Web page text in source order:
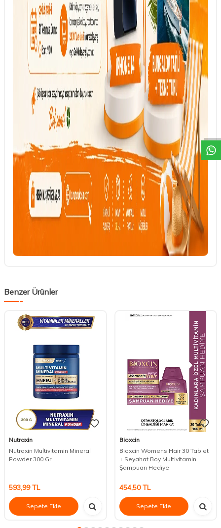
Benzer Ürünler
Nutraxin
Nutraxin Multivitamin Mineral
Powder 300 Gr
593,99TL
Sepete Ekle
Bioxcin
Bioxcin Womens Hair 30 Tablet
+ Seyahat Boy Multivitamin
Şampuan Hediye
454,50TL
Sepete Ekle